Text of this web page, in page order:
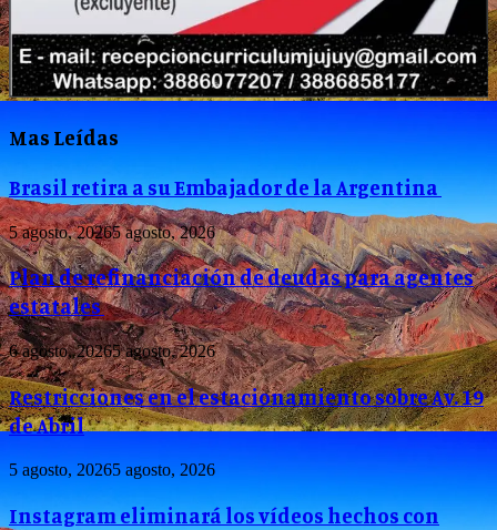
Mas Leídas
Brasil retira a su Embajador de la Argentina
5 agosto, 20265 agosto, 2026
Plan de refinanciación de deudas para agentes
estatales
6 agosto, 20265 agosto, 2026
Restricciones en el estacionamiento sobre Av. 19
de Abril
5 agosto, 20265 agosto, 2026
Instagram eliminará los vídeos hechos con